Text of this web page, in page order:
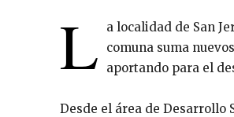
L
a localidad de San
comuna suma
aportando para el
Desde el área de Desarrollo